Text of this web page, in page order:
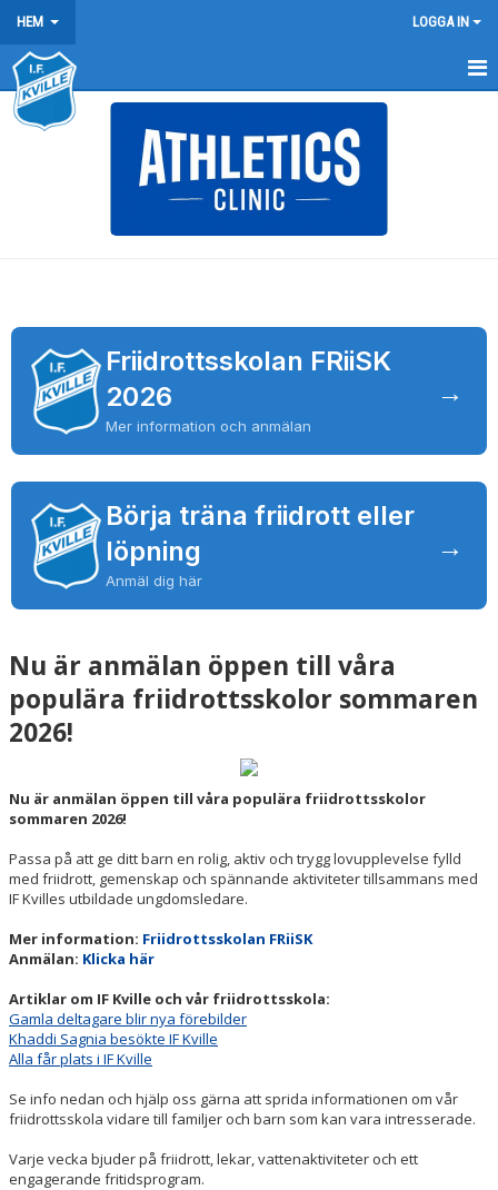
HEM LOGGA IN
HEM
ARRANGEMANG
KLUBBREKORD
KLÄDER
BOKNINGAR
Friidrottsskolan FRiiSK
2026
Mer information och anmälan
→
Börja träna friidrott eller
löpning
Anmäl dig här
→
Nu är anmälan öppen till våra
populära friidrottsskolor sommaren
2026!
Nu är anmälan öppen till våra populära friidrottsskolor
sommaren 2026!
Passa på att ge ditt barn en rolig, aktiv och trygg lovupplevelse fylld
med friidrott, gemenskap och spännande aktiviteter tillsammans med
IF Kvilles utbildade ungdomsledare.
Mer information: Friidrottsskolan FRiiSK
Anmälan: Klicka här
Artiklar om IF Kville och vår friidrottsskola:
Gamla deltagare blir nya förebilder
Khaddi Sagnia besökte IF Kville
Alla får plats i IF Kville
Se info nedan och hjälp oss gärna att sprida informationen om vår
friidrottsskola vidare till familjer och barn som kan vara intresserade.
Varje vecka bjuder på friidrott, lekar, vattenaktiviteter och ett
engagerande fritidsprogram.